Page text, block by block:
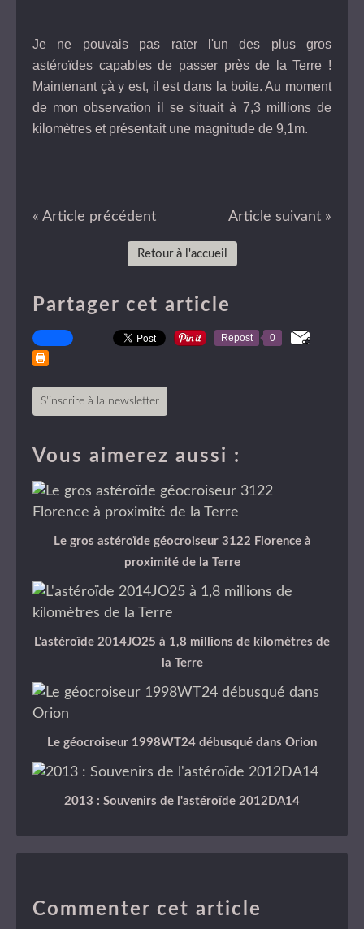
Je ne pouvais pas rater l'un des plus gros
astéroïdes capables de passer près de la Terre !
Maintenant çà y est, il est dans la boite. Au moment
de mon observation il se situait à 7,3 millions de
kilomètres et présentait une magnitude de 9,1m.
« Article précédent Article suivant »
Retour à l'accueil
Partager cet article
Repost 0
S'inscrire à la newsletter
Vous aimerez aussi :
Le gros astéroïde géocroiseur 3122 Florence à
proximité de la Terre
L'astéroïde 2014JO25 à 1,8 millions de kilomètres de
la Terre
Le géocroiseur 1998WT24 débusqué dans Orion
2013 : Souvenirs de l'astéroïde 2012DA14
Commenter cet article